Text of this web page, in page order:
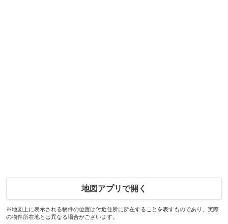
地図アプリで開く
※地図上に表示される物件の位置は付近住所に所在することを表すものであり、実際
の物件所在地とは異なる場合がございます。